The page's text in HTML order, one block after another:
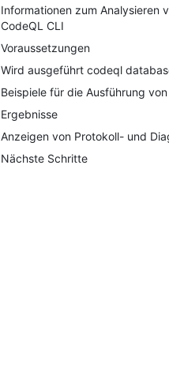
Informationen zum Analysieren
CodeQL CLI
Voraussetzungen
Wird ausgeführt codeql
Beispiele für die Ausführung
Ergebnisse
Anzeigen von Protokoll- und
Nächste Schritte